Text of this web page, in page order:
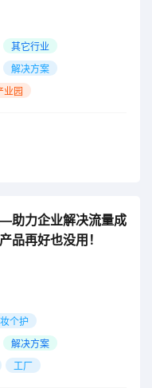
其它行业
解决方案
业园
助力企业解决流量成
品再好也没用！
个护
解决方案
工厂